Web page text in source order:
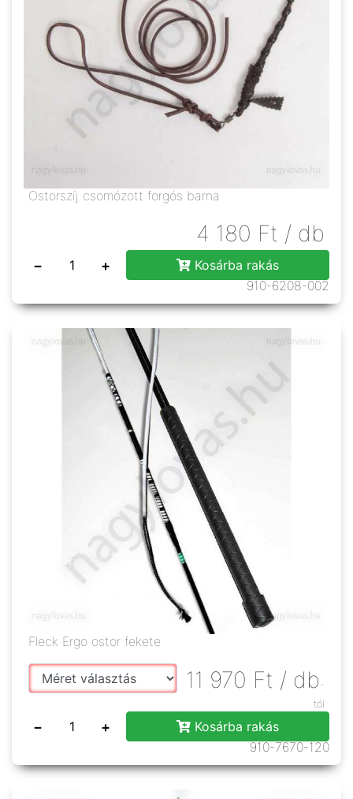
Ostorszíj csomózott forgós barna
4 180 Ft / db
− +
Kosárba rakás
910-6208-002
Fleck Ergo ostor fekete
11 970 Ft / db -
tól
− +
Kosárba rakás
910-7670-120